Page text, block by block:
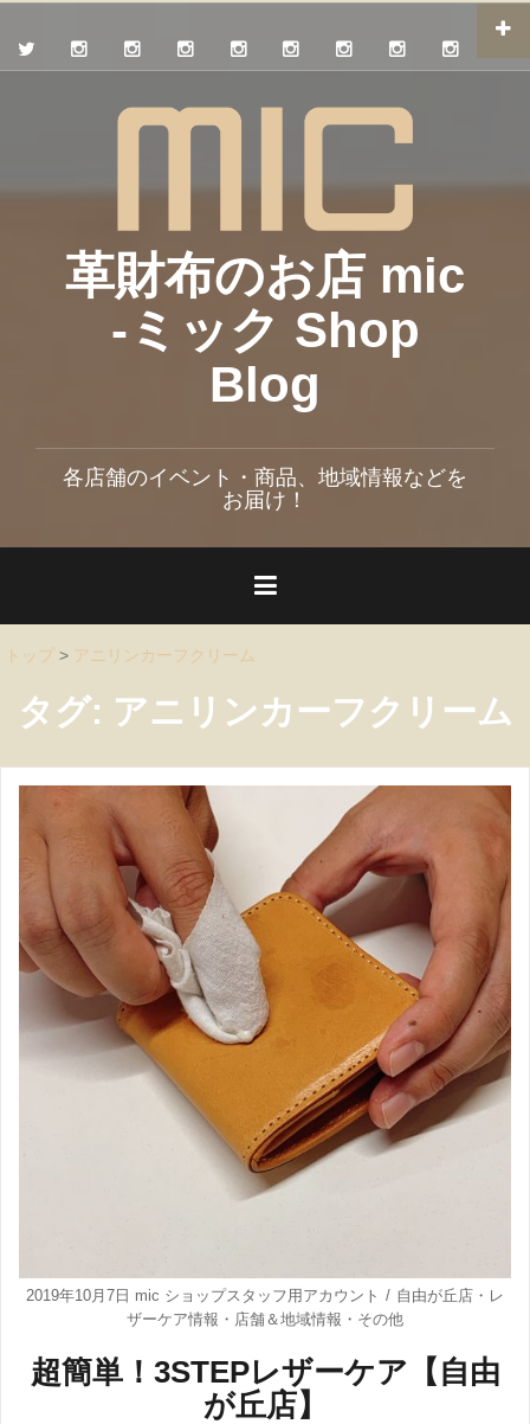
革財布のお店 mic
-ミック Shop
Blog
各店舗のイベント・商品、地域情報などを
お届け！
トップ > アニリンカーフクリーム
タグ: アニリンカーフクリーム
2019年10月7日 mic ショップスタッフ用アカウント 自由が丘店 ・ レ
ザーケア情報 ・ 店舗＆地域情報 ・ その他
超簡単！3STEPレザーケア【自由
が丘店】